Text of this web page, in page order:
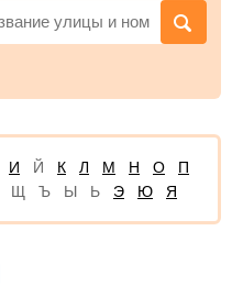
И Й К Л М Н О
П
Щ Ъ Ы Ь Э Ю Я